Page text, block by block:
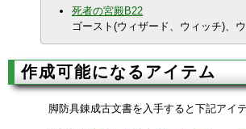
死者の宮殿B22
ゴースト(ウィザード、ウィッチ)、
作成可能になるアイテム
脚防具錬成古文書を入手すると下記アイ